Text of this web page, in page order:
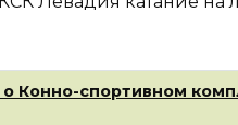
Конно-спортивном